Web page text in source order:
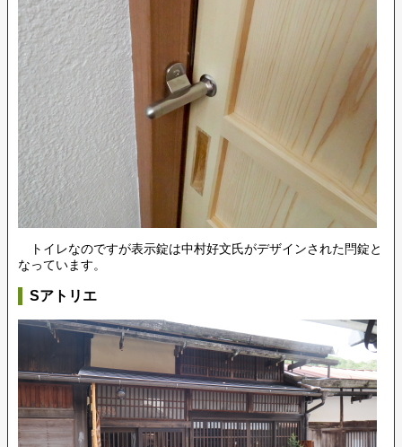
トイレなのですが表示錠は中村好文氏がデザインされた閂錠と
なっています。
Sアトリエ